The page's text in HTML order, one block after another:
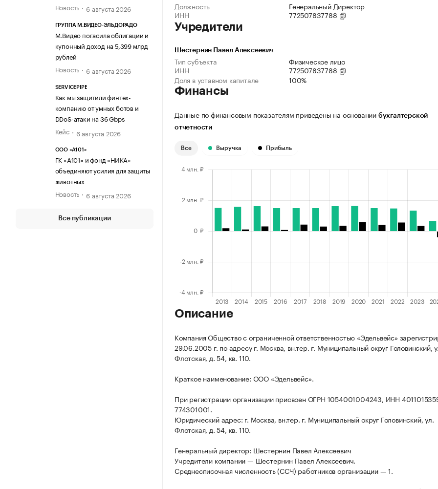
Новость
6 августа 2026
ГРУППА М.ВИДЕО-ЭЛЬДОРАДО
М.Видео погасила облигации и
купонный доход на 5,399 млрд
рублей
Новость
6 августа 2026
SERVICEPIPE
Как мы защитили финтех-
компанию от умных ботов и
DDoS-атаки на 36 Gbps
Кейс
6 августа 2026
ООО «А101»
ГК «А101» и фонд «НИКА»
объединяют усилия для защиты
животных
Новость
6 августа 2026
Все публикации
Должность
Генеральный Директор
ИНН
772507837788
Учредители
Шестернин Павел Алексеевич
Тип субъекта
Физическое лицо
ИНН
772507837788
Доля в уставном капитале
100%
Финансы
Данные по финансовым показателям приведены на основании бухгалтерской
отчетности
Все Выручка Прибыль
Описание
Компания Общество с ограниченной ответственностью «Эдельвейс»
29.06.2005 г. по адресу г. Москва, вн.тер. г. Муниципальный округ Головинский,
Флотская, д. 54, кв. 110.
Краткое наименование: ООО «Эдельвейс».
При регистрации организации присвоен ОГРН 1054001004243, ИНН
774301001.
Юридический адрес: г. Москва, вн.тер. г. Муниципальный округ Головинский, ул.
Флотская, д. 54, кв. 110.
Генеральный директор: Шестернин Павел Алексеевич
Учредители компании — Шестернин Павел Алексеевич.
Среднесписочная численность (ССЧ) работников организации — 1.